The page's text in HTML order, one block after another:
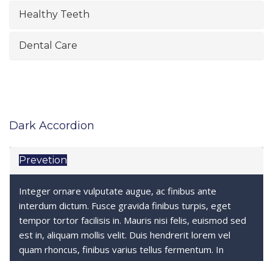
Healthy Teeth
Dental Care
Dark Accordion
Prevetion
Integer ornare vulputate augue, ac finibus ante
interdum dictum. Fusce gravida finibus turpis, eget
tempor tortor facilisis in. Mauris nisi felis, euismod sed
est in, aliquam mollis velit. Duis hendrerit lorem vel
quam rhoncus, finibus varius tellus fermentum. In